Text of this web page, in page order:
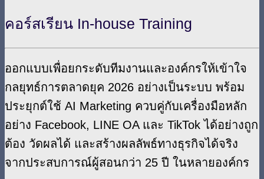
คอร์สเรียน In-house Training
ออกแบบเพื่อยกระดับทีมงานและองค์กรให้เข้าใจ
กลยุทธ์การตลาดยุค 2026 อย่างเป็นระบบ พร้อม
ประยุกต์ใช้ AI Marketing ควบคู่กับเครื่องมือหลัก
อย่าง Facebook, LINE OA และ TikTok ได้อย่างถูก
ต้อง วัดผลได้ และสร้างผลลัพธ์ทางธุรกิจได้จริง
จากประสบการณ์ผู้สอนกว่า 25 ปี ในหลายองค์กร